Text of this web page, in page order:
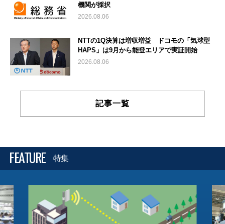
機関が採択
2026.08.06
NTTの1Q決算は増収増益 ドコモの「気球型
HAPS」は9月から能登エリアで実証開始
2026.08.06
記事一覧
FEATURE 特集